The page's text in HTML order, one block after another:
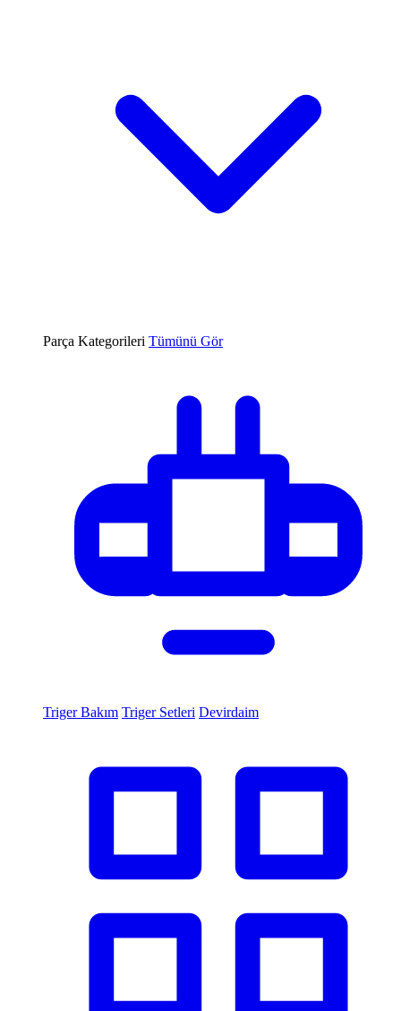
Parça Kategorileri Tümünü Gör
Triger Bakım Triger Setleri Devirdaim